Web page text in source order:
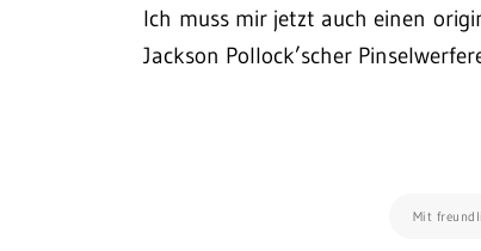
Ich muss mir jetzt auch einen
Jackson Pollock’scher
Mit